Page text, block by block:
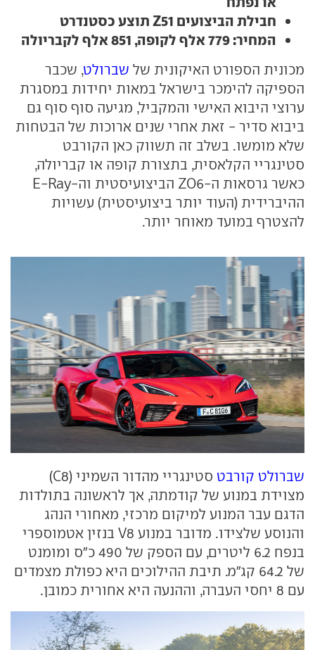
חבילת הביצועים Z51 תוצע כסטנדרט
המחיר: 779 אלף לקופה, 851 אלף לקבריולה
מכונית הספורט האיקונית של שברולט, שכבר
הספיקה להימכר בישראל במאות יחידות במסגרת
ערוצי היבוא האישי והמקביל, מגיעה סוף סוף גם
ביבוא סדיר - זאת אחרי שנים ארוכות של הבטחות
שלא מומשו. בשלב זה תשווק כאן הקורבט
סטינגריי הקלאסית, בתצורת קופה או קבריולה,
כאשר גרסאות ה-ZO6 הביצועיסטית וה-E-Ray
ההיברידית (העוד יותר ביצועיסטית) עשויות
להצטרף במועד מאוחר יותר.
שברולט קורבט סטינגריי מהדור השמיני (C8
)
מצוידת במנוע של קודמתה, אך לראשונה בתולדות
הדגם עבר המנוע למיקום מרכזי, מאחורי הנהג
והנוסע שלצידו. מדובר במנוע V8 בנזין אטמוספרי
בנפח 6.2 ליטרים, עם הספק של 490 כ"ס ומומנט
של 64.2 קג"מ. תיבת ההילוכים היא כפולת מצמדים
עם 8 יחסי העברה, וההנעה היא אחורית כמובן.